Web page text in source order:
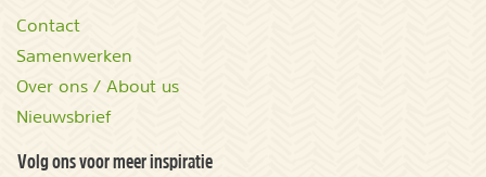
Contact
Samenwerken
Over ons / About us
Nieuwsbrief
Volg ons voor meer inspiratie